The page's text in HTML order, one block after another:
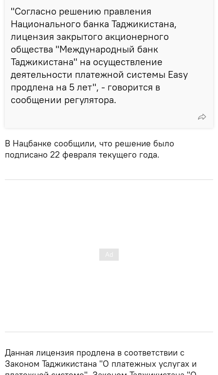
"Согласно решению правления
Национального банка Таджикистана,
лицензия закрытого акционерного
общества "Международный банк
Таджикистана" на осуществление
деятельности платежной системы Easy
продлена на 5 лет", - говорится в
сообщении регулятора.
В Нацбанке сообщили, что решение было
подписано 22 февраля текущего года.
Данная лицензия продлена в соответствии с
Законом Таджикистана "О платежных услугах и